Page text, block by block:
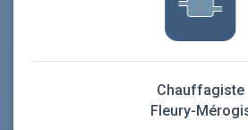
Chauffagiste
Fleury-